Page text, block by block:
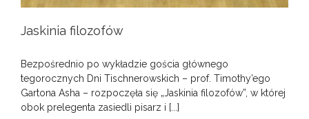
Jaskinia filozofów
Bezpośrednio po wykładzie gościa głównego
tegorocznych Dni Tischnerowskich – prof. Timothy’ego
Gartona Asha – rozpoczęła się „Jaskinia filozofów”, w której
obok prelegenta zasiedli pisarz i [...]